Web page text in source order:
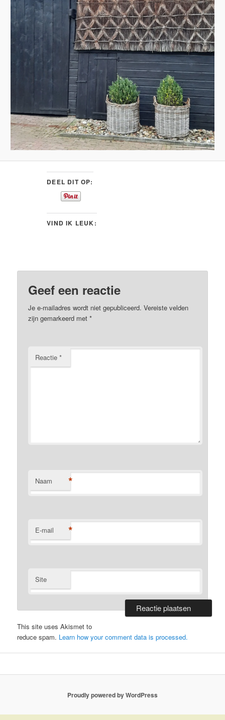
DEEL DIT OP:
VIND IK LEUK:
Geef een reactie
Je e-mailadres wordt niet gepubliceerd. Vereiste velden
zijn gemarkeerd met*
Reactie*
Naam *
E-mail *
Site
This site uses Akismet to
reduce spam. Learn how your comment data is processed.
Proudly powered by WordPress